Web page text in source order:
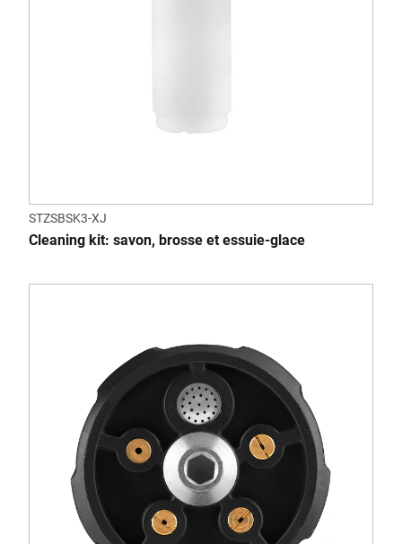
STZSBSK3-XJ
Cleaning kit: savon, brosse et essuie-glace